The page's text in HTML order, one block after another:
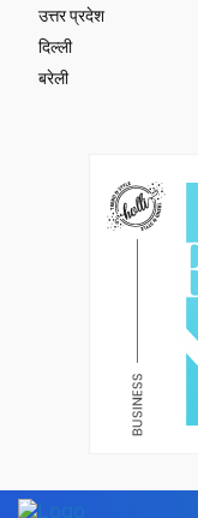
उत्तर प्रदेश
दिल्ली
बरेली